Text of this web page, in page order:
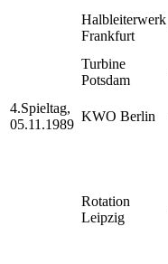
Halbleiterwerk
Frankfurt
Turbine
Potsdam
4.Spieltag,
05.11.1989
KWO Berlin
Rotation
Leipzig